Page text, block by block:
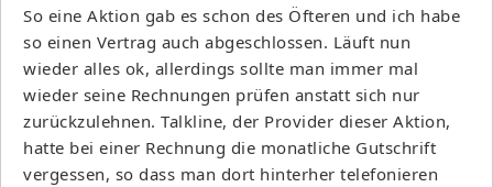
So eine Aktion gab es schon des Öfteren und ich habe
so einen Vertrag auch abgeschlossen. Läuft nun
wieder alles ok, allerdings sollte man immer mal
wieder seine Rechnungen prüfen anstatt sich nur
zurückzulehnen. Talkline, der Provider dieser Aktion,
hatte bei einer Rechnung die monatliche Gutschrift
vergessen, so dass man dort hinterher telefonieren